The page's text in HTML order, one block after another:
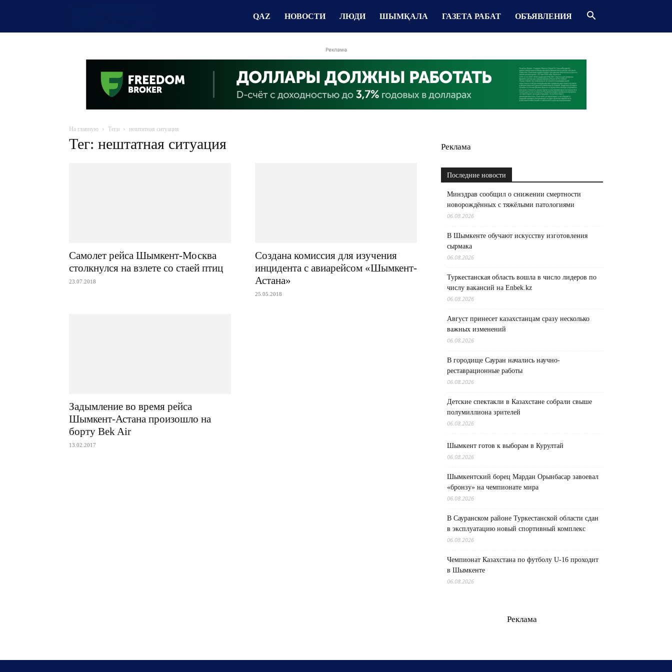
QAZ НОВОСТИ ЛЮДИ ШЫМҚАЛА ГАЗЕТА РАБАТ ОБЪЯВЛЕНИЯ
Реклама
На главную Теги нештатная ситуация
Тег: нештатная ситуация
Самолет рейса Шымкент-Москва
столкнулся на взлете со стаей птиц
23.07.2018
Создана комиссия для изучения
инцидента с авиарейсом «Шымкент-
Астана»
25.05.2018
Задымление во время рейса
Шымкент-Астана произошло на
борту Bek Air
13.02.2017
Реклама
Последние новости
Минздрав сообщил о снижении смертности
новорождённых с тяжёлыми патологиями
06.08.2026
В Шымкенте обучают искусству изготовления
сырмака
06.08.2026
Туркестанская область вошла в число лидеров по
числу вакансий на Enbek.kz
06.08.2026
Август принесет казахстанцам сразу несколько
важных изменений
06.08.2026
В городище Сауран начались научно-
реставрационные работы
06.08.2026
Детские спектакли в Казахстане собрали свыше
полумиллиона зрителей
06.08.2026
Шымкент готов к выборам в Курултай
06.08.2026
Шымкентский борец Мардан Орынбасар завоевал
«бронзу» на чемпионате мира
06.08.2026
В Сауранском районе Туркестанской области сдан
в эксплуатацию новый спортивный комплекс
06.08.2026
Чемпионат Казахстана по футболу U-16 проходит
в Шымкенте
06.08.2026
Реклама